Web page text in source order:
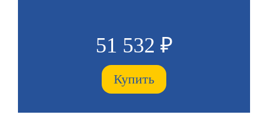
51 532 ₽
Купить